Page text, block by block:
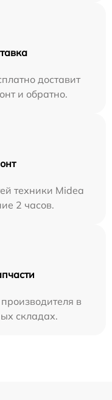
доставит
и обратно.
техники Midea
2 часов.
в
складах.